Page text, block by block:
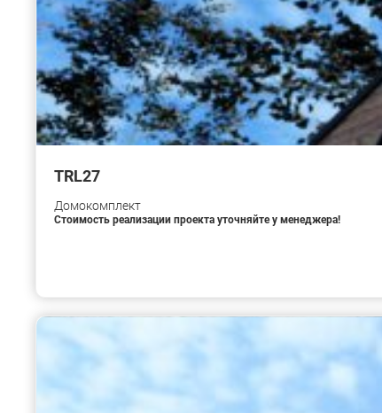
TRL27
Домокомплект
Стоимость реализации проекта уточняйте у менеджера!